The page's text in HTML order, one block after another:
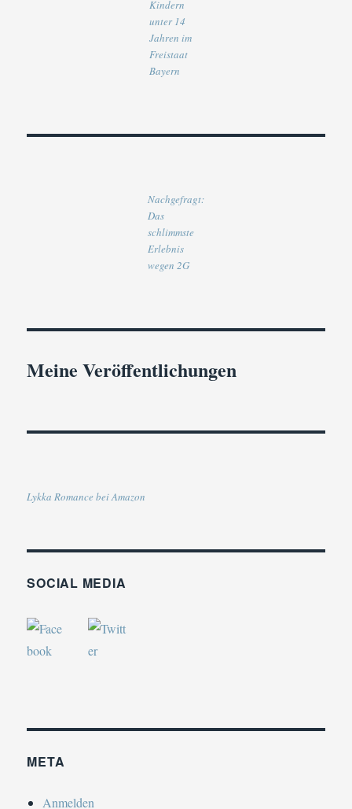
Kindern
unter 14
Jahren im
Freistaat
Bayern
Nachgefragt:
Das
schlimmste
Erlebnis
wegen 2G
Meine Veröffentlichungen
Lykka Romance bei Amazon
SOCIAL MEDIA
META
Anmelden